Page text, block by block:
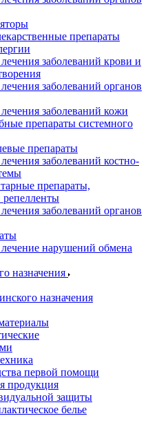
препараты
заболеваний крови и
заболеваний органов
заболеваний кожи
препараты системного
препараты
заболеваний костно-
препараты,
заболеваний органов
нарушений обмена
назначения
назначения
первой помощи
продукция
защиты
белье